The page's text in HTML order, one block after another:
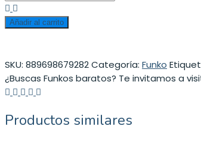
Añadir al carrito
SKU: 889698679282Categoría: Funko
¿Buscas Funkos baratos? Te invitamos a
Productos similares